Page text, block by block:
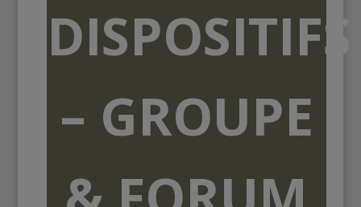
DISPOSITIFS
– GROUPE